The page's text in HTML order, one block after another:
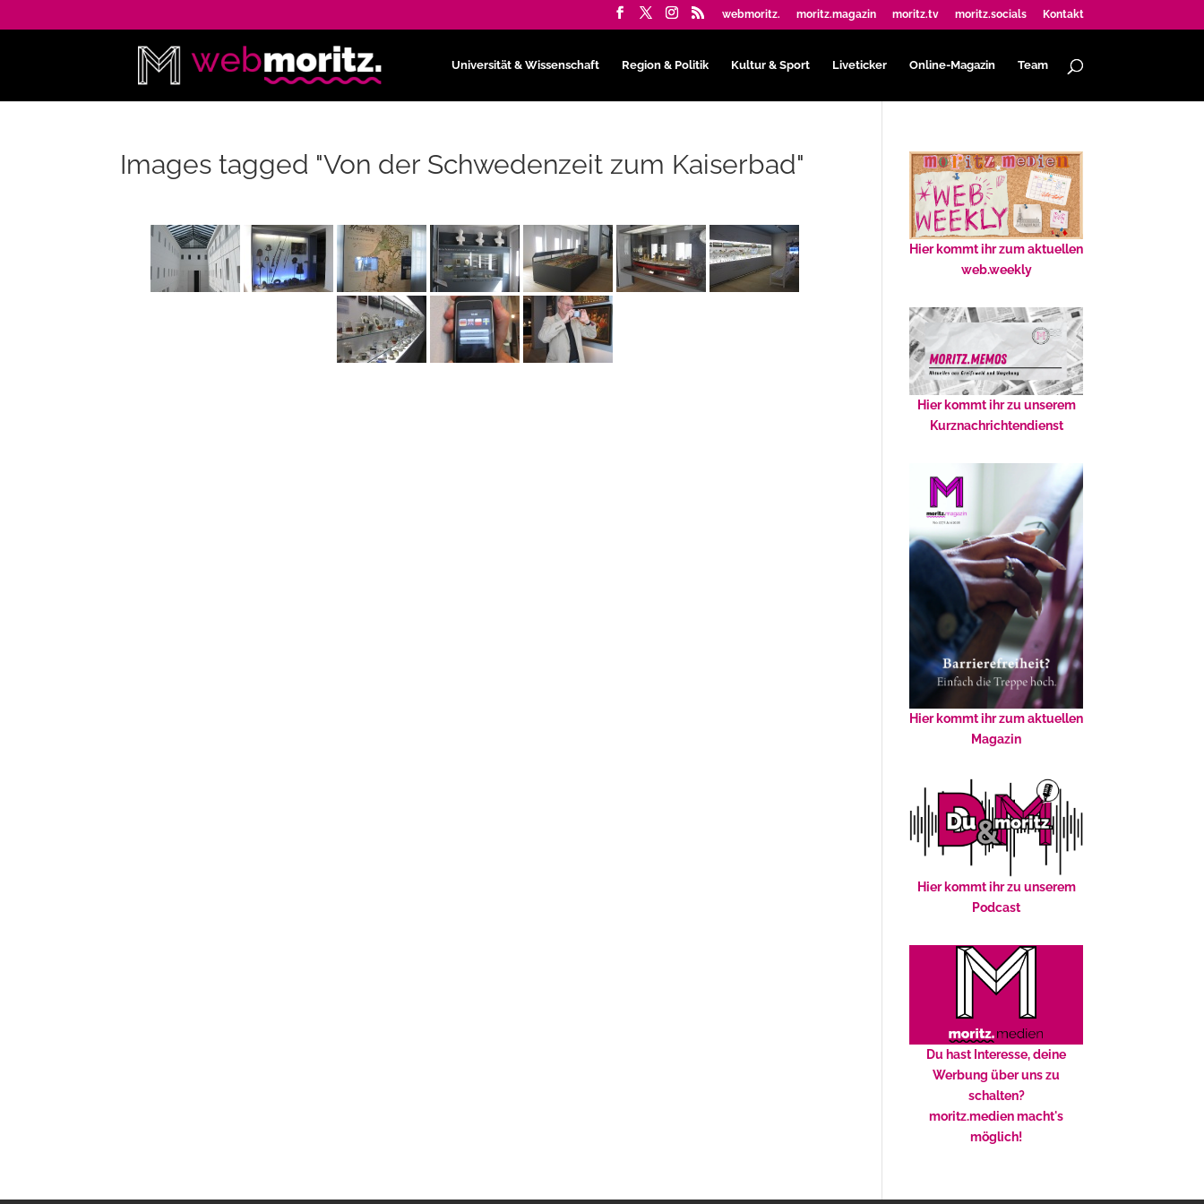
webmoritz. moritz.magazin moritz.tv moritz.socials Kontakt
Universität & Wissenschaft Region & Politik Kultur & Sport Liveticker Online-Magazin Team
Images tagged "Von der Schwedenzeit zum Kaiserbad"
Hier kommt ihr zum aktuellen
web.weekly
Hier kommt ihr zu unserem
Kurznachrichtendienst
Hier kommt ihr zum aktuellen
Magazin
Hier kommt ihr zu unserem
Podcast
Du hast Interesse, deine
Werbung über uns zu
schalten?
moritz.medien macht's
möglich!